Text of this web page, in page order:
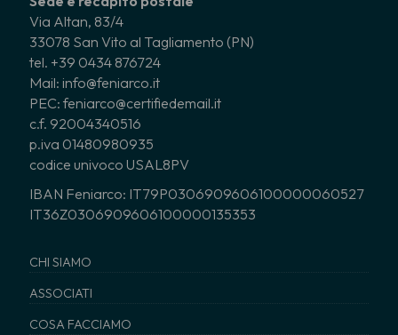
Via Altan, 83/4
33078 San Vito al Tagliamento (PN)
tel. +39 0434 876724
Mail: info@feniarco.it
PEC: feniarco@certifiedemail.it
c.f. 92004340516
p.iva 01480980935
codice univoco USAL8PV
IBAN Feniarco: IT79P0306909606100000060527
IT36Z0306909606100000135353
CHI SIAMO
ASSOCIATI
COSA FACCIAMO